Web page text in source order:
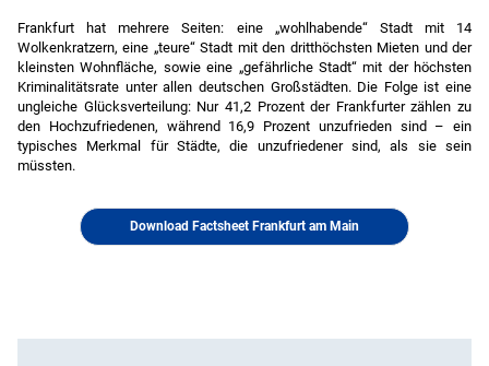
Frankfurt hat mehrere Seiten: eine „wohlhabende“ Stadt mit 14
Wolkenkratzern, eine „teure“ Stadt mit den dritthöchsten Mieten und der
kleinsten Wohnfläche, sowie eine „gefährliche Stadt“ mit der höchsten
Kriminalitätsrate unter allen deutschen Großstädten. Die Folge ist eine
ungleiche Glücksverteilung: Nur 41,2 Prozent der Frankfurter zählen zu
den Hochzufriedenen, während 16,9 Prozent unzufrieden sind – ein
typisches Merkmal für Städte, die unzufriedener sind, als sie sein
müssten.
Download Factsheet Frankfurt am Main